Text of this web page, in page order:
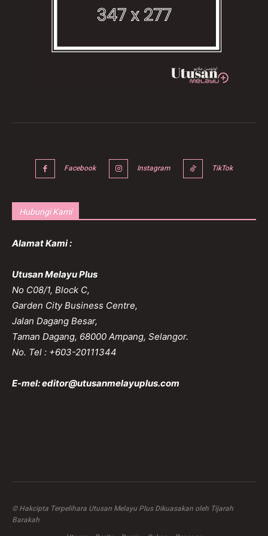
Facebook Instagram TikTok
Hubungi Kami
Alamat Kami :
Utusan Melayu Plus
No C08/1, Block C,
Garden City Business Centre,
Jalan Dagang Besar,
Taman Dagang, 68000 Ampang, Selangor.
No. Tel : +603-20111344
E-mel:editor@utusanmelayuplus.com
© Hakcipta Terpelihara Utusan Melayu Plus Dikuasakan oleh Tijarah
Barakah